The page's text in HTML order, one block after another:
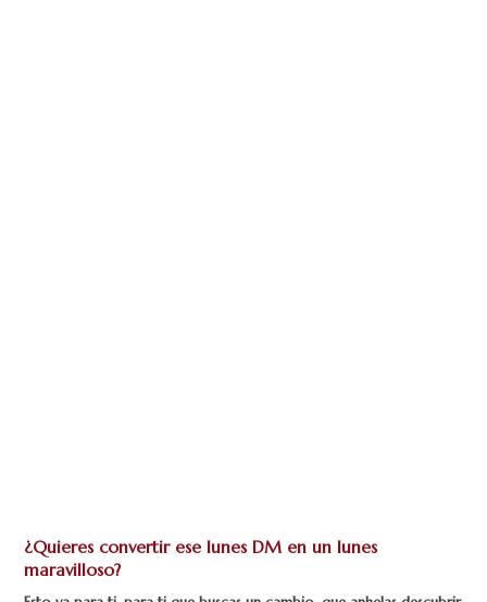
¿Quieres convertir ese lunes DM en un lunes
maravilloso?